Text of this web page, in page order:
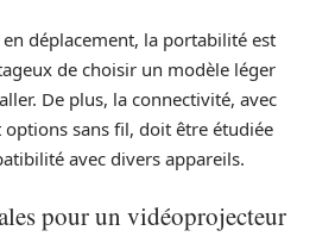
déplacement, la portabilité est
de choisir un modèle léger
De plus, la connectivité, avec
options sans fil, doit être étudiée
avec divers appareils.
pour un vidéoprojecteur